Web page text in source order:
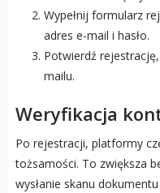
Wypełnij formularz
adres e-mail i hasło.
Potwierdź
mailu.
Weryfikacja
Po rejestracji, platformy
tożsamości. To zwiększa
wysłanie skanu